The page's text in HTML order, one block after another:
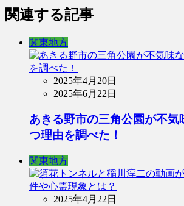
関連する記事
関東地方
2025年4月20日
2025年6月22日
あきる野市の三角公園が不気
つ理由を調べた！
関東地方
2025年4月22日